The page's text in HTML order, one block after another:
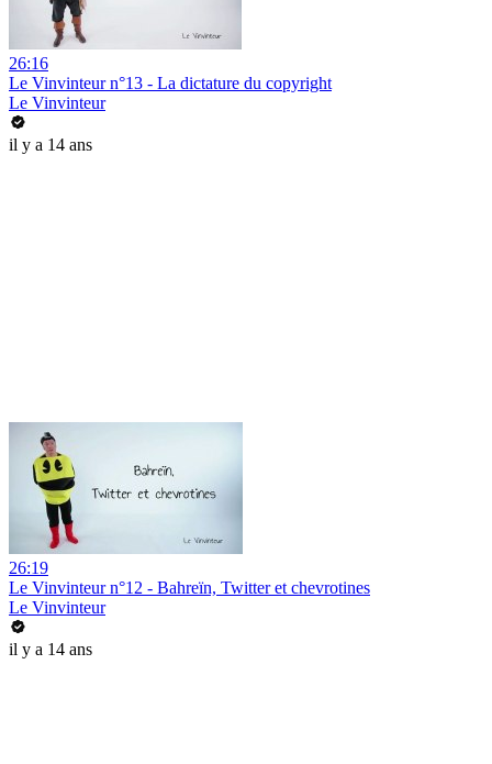
26:16
Le Vinvinteur n°13 - La dictature du copyright
Le Vinvinteur
il y a 14 ans
26:19
Le Vinvinteur n°12 - Bahreïn, Twitter et chevrotines
Le Vinvinteur
il y a 14 ans